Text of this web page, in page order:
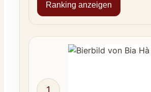
Ranking anzeigen
1